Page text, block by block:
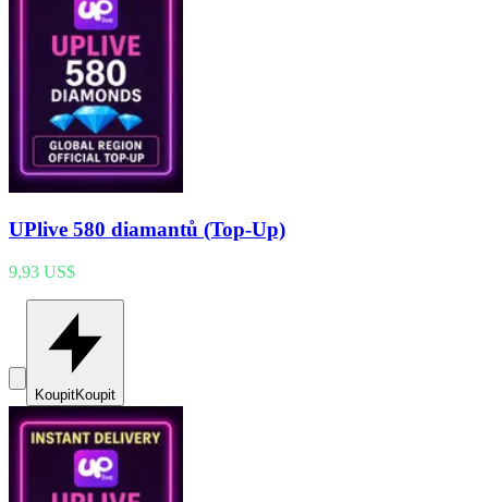
UPlive 580 diamantů (Top-Up)
9,93 US$
KoupitKoupit